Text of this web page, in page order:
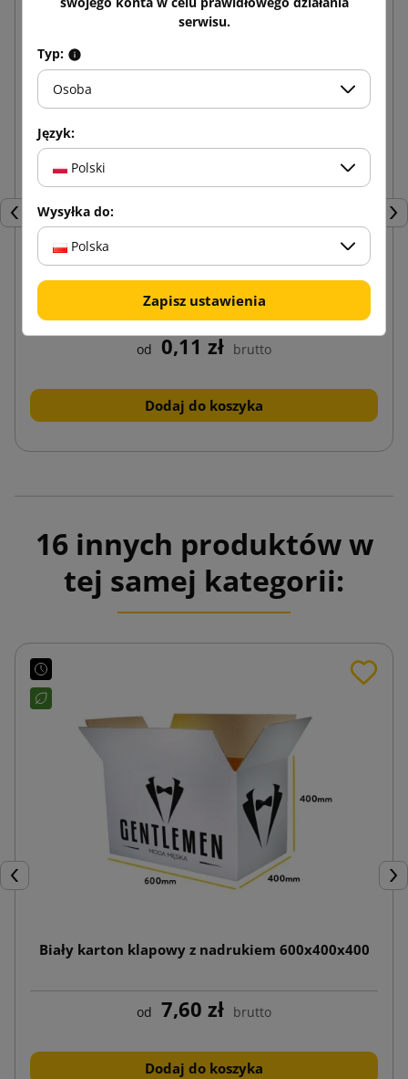
Poprzedni
od 0,11 zł brutto
Dodaj do koszyka
16 innych produktów w
tej samej kategorii:
Poprzedni
Biały karton klapowy z nadrukiem 600x400x400
od 7,60 zł brutto
Dodaj do koszyka
serwisu.
Typ:
Osoba
Język:
Polski
Wysyłka do:
Polska
Zapisz ustawienia